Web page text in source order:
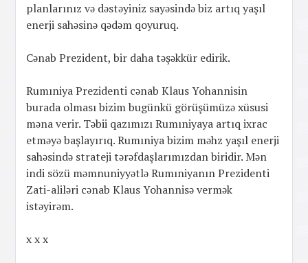
planlarınız və dəstəyiniz sayəsində biz artıq yaşıl
enerji sahəsinə qədəm qoyuruq.
Cənab Prezident, bir daha təşəkkür edirik.
Rumıniya Prezidenti cənab Klaus Yohannisin
burada olması bizim bugünkü görüşümüzə xüsusi
məna verir. Təbii qazımızı Rumıniyaya artıq ixrac
etməyə başlayırıq. Rumıniya bizim məhz yaşıl enerji
sahəsində strateji tərəfdaşlarımızdan biridir. Mən
indi sözü məmnuniyyətlə Rumıniyanın Prezidenti
Zati-aliləri cənab Klaus Yohannisə vermək
istəyirəm.
x x x